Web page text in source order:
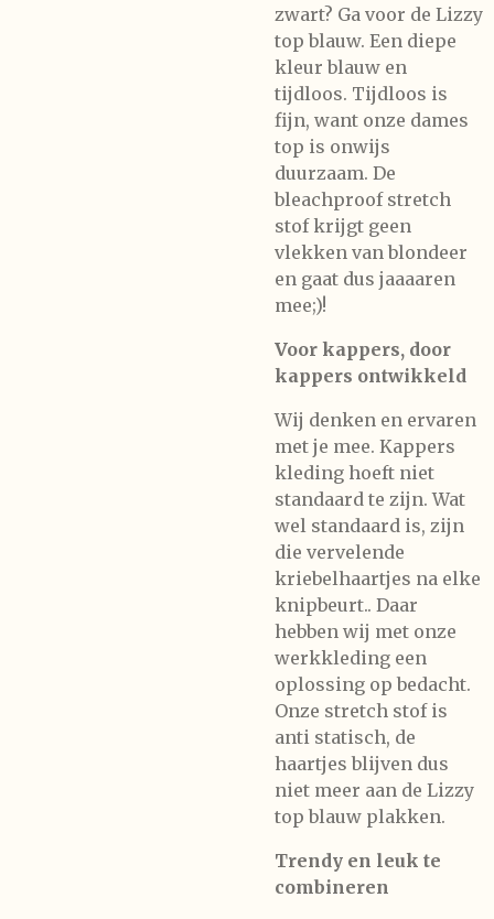
zwart? Ga voor de Lizzy
top blauw. Een diepe
kleur blauw en
tijdloos. Tijdloos is
fijn, want onze dames
top is onwijs
duurzaam. De
bleachproof stretch
stof krijgt geen
vlekken van blondeer
en gaat dus jaaaaren
mee;)!
Voor kappers, door
kappers ontwikkeld
Wij denken en ervaren
met je mee. Kappers
kleding hoeft niet
standaard te zijn. Wat
wel standaard is, zijn
die vervelende
kriebelhaartjes na elke
knipbeurt.. Daar
hebben wij met onze
werkkleding een
oplossing op bedacht.
Onze stretch stof is
anti statisch, de
haartjes blijven dus
niet meer aan de Lizzy
top blauw plakken.
Trendy en leuk te
combineren